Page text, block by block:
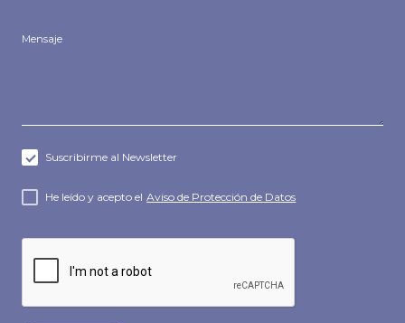
Suscribirme al Newsletter
He leído y acepto el Aviso de Protección de Datos